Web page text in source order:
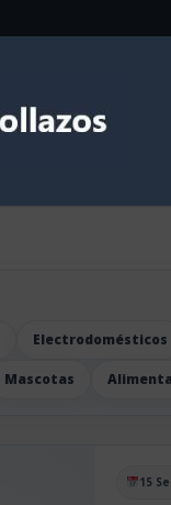
Electrodomésticos
Mascotas
15